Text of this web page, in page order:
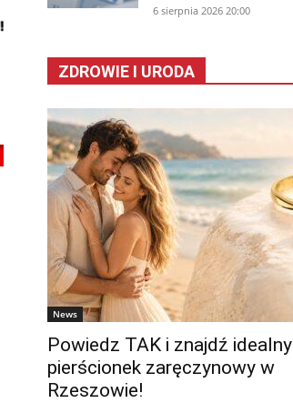
6 sierpnia 2026 20:00
ZDROWIE I URODA
News
Powiedz TAK i znajdź idealny
pierścionek zaręczynowy w
Rzeszowie!